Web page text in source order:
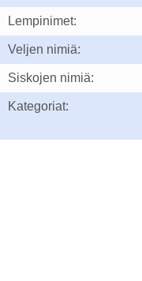
Lempinimet:
Veljen nimiä:
Siskojen nimiä:
Kategoriat: